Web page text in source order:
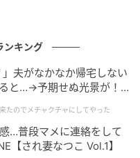
、山下さんが色々引
も月下と永瀬先輩で
いただきました！」
ピソードを披露し
瀬との関係性を「友
ンキング
夫がなかなか帰宅しない
と…→予期せぬ光景が！
たのでメチャクチャにしてやった
…普段マメに連絡をして
【され妻なつこ Vol.1】